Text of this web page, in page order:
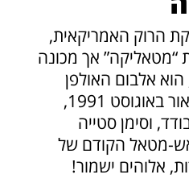
הרוק האמריקאית,
אך מכונה
אלבום האולפן
החמישי שלה. הוא יצא לאור באוגוסט 1991,
וסימן סטייה
מטאל הקודם של
אלוהים ישמור!